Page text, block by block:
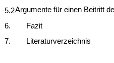
5.2Argumente für einen Beitritt
6.
Fazit
7.
Literaturverzeichnis